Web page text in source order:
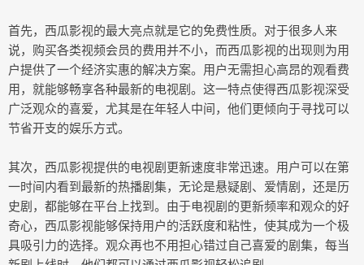
首先，西瓜影视的最大亮点就是它的免费性质。对于很多人来
说，购买各类视频会员的费用并不小，而西瓜影视的出现则为用
户提供了一个经济实惠的解决方案。用户无需担心高昂的观看费
用，就能够畅享各种最新的电视剧。这一特点使得西瓜影视深受
广泛观众的喜爱，尤其是在年轻人中间，他们更倾向于寻找可以
节省开支的娱乐方式。
其次，西瓜影视提供的电视剧更新速度非常迅速。用户可以在第
一时间内看到最新的热播剧集，无论是悬疑剧、爱情剧，还是历
史剧，都能够在平台上找到。由于电视剧的更新频率和观众的好
奇心，西瓜影视能够保持用户的活跃度和粘性，使其成为一个极
具吸引力的选择。观众再也不用担心错过自己喜爱的剧集，每当